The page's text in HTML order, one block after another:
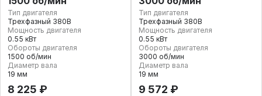
Тип двигателя
Трехфазный 380В
Мощность двигателя
0.55 кВт
Обороты двигателя
1500 об/мин
Диаметр вала
19 мм
8 225 ₽
Тип двигателя
Трехфазный 380В
Мощность двигателя
0.55 кВт
Обороты двигателя
3000 об/мин
Диаметр вала
19 мм
9 572 ₽